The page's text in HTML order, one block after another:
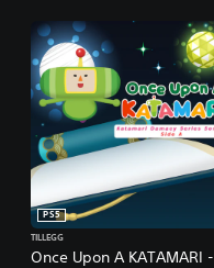
Once Upon A KATAMARI -
PS5
TILLEGG